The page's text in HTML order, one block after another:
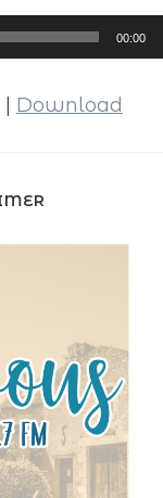
00:00
Download